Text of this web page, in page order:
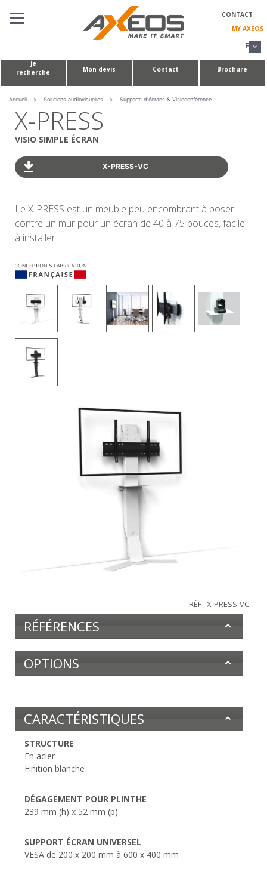
CONTACT
MY AXEOS
FR
RÉALISATIONSSUR-MESURE
Je
recherche
Mon devis Contact Brochure
Accueil > Solutions audiovisuelles > Supports d'écrans & Visioconférence
X-PRESS
VISIO SIMPLE ÉCRAN
X-PRESS-VC
Le X-PRESS est un meuble peu encombrant à poser
contre un mur pour un écran de 40 à 75 pouces, facile
à installer.
RÉF : X-PRESS-VC
RÉFÉRENCES
OPTIONS
CARACTÉRISTIQUES
STRUCTURE
En acier
Finition blanche
DÉGAGEMENT POUR PLINTHE
239 mm (h) x 52 mm (p)
SUPPORT ÉCRAN UNIVERSEL
VESA de 200 x 200 mm à 600 x 400 mm
Panneau de gestion des cookies